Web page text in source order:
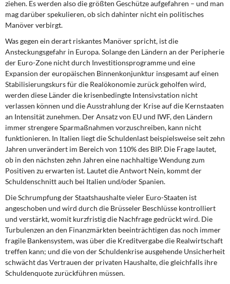
ziehen. Es werden also die größten Geschütze aufgefahren – und man
mag darüber spekulieren, ob sich dahinter nicht ein politisches
Manöver verbirgt.
Was gegen ein derart riskantes Manöverspricht, ist die
Ansteckungsgefahr in Europa. Solange den Ländern an der Peripherie
der Euro-Zone nicht durch Investitionsprogramme und eine
Expansion der europäischen Binnenkonjunktur insgesamt auf einen
Stabilisierungskurs für die Realökonomie zurück geholfen wird,
werden diese Länder die krisenbedingte Intensivstation nicht
verlassen können und die Ausstrahlung der Krise auf die Kernstaaten
an Intensität zunehmen. Der Ansatz von EU und IWF, den Ländern
immer strengere Sparmaßnahmen vorzuschreiben, kann nicht
funktionieren. In Italien liegt die Schuldenlast beispielsweise seit zehn
Jahren unverändert im Bereich von 110% des BIP. Die Frage lautet,
ob in den nächsten zehn Jahren eine nachhaltige Wendung zum
Positiven zu erwarten ist. Lautet die Antwort Nein, kommt der
Schuldenschnitt auch bei Italien und/oder Spanien.
Die Schrumpfung der Staatshaushaltevieler Euro-Staaten ist
angeschoben und wird durch die Brüsseler Beschlüsse kontrolliert
und verstärkt, womit kurzfristig die Nachfrage gedrückt wird. Die
Turbulenzen an den Finanzmärkten beeinträchtigen das noch immer
fragile Bankensystem, was über die Kreditvergabe die Realwirtschaft
treffen kann; und die von der Schuldenkrise ausgehende Unsicherheit
schwächt das Vertrauen der privaten Haushalte, die gleichfalls ihre
Schuldenquote zurückführen müssen.